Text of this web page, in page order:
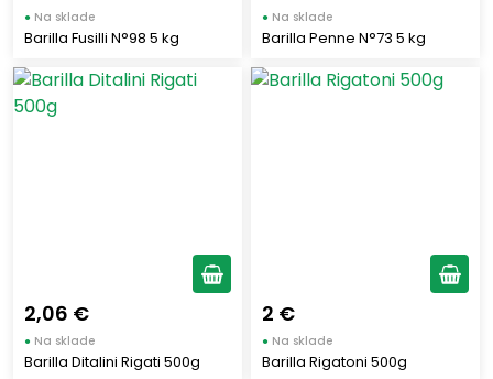
● Na sklade
Barilla Fusilli N°98 5 kg
● Na sklade
Barilla Penne N°73 5 kg
2,06 €
● Na sklade
Barilla Ditalini Rigati 500g
2 €
● Na sklade
Barilla Rigatoni 500g